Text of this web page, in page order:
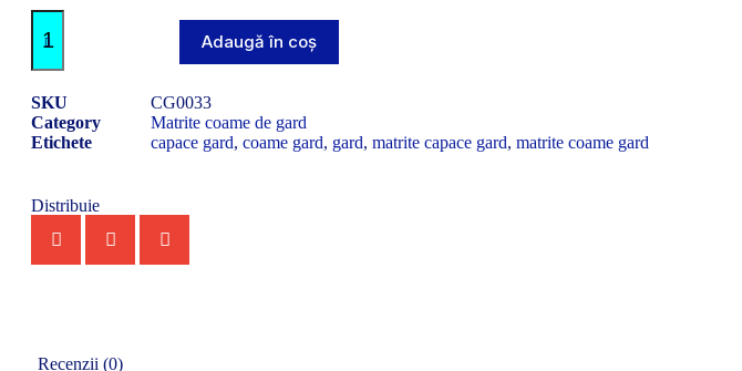
Adaugă în coș
SKU
CG0033
Category
Matrite coame de gard
Etichete
capace gard, coame gard, gard, matrite capace gard, matrite coame gard
Distribuie
Recenzii (0)